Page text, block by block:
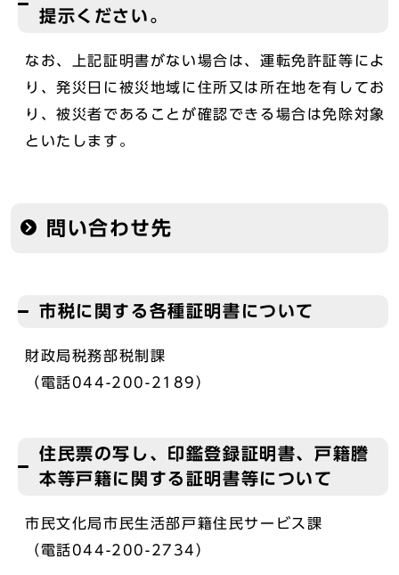
提示ください。
なお、上記証明書がない場合は、運転免許証等によ
り、発災日に被災地域に住所又は所在地を有してお
り、被災者であることが確認できる場合は免除対象
といたします。
問い合わせ先
市税に関する各種証明書について
財政局税務部税制課
（電話044-200-2189）
住民票の写し、印鑑登録証明書、戸籍謄
本等戸籍に関する証明書等について
市民文化局市民生活部戸籍住民サービス課
（電話044-200-2734）